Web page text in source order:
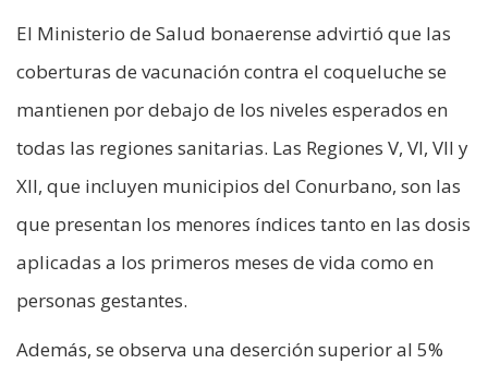
El Ministerio de Salud bonaerense advirtió que las
coberturas de vacunación contra el coqueluche se
mantienen por debajo de los niveles esperados en
todas las regiones sanitarias. Las Regiones V, VI, VII y
XII, que incluyen municipios del Conurbano, son las
que presentan los menores índices tanto en las dosis
aplicadas a los primeros meses de vida como en
personas gestantes.
Además, se observa una deserción superior al 5%